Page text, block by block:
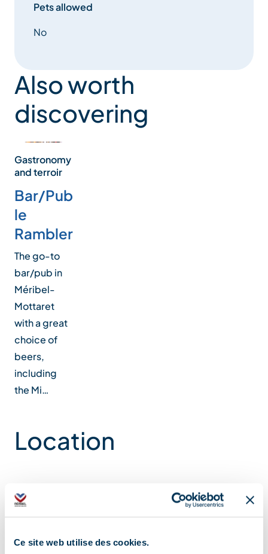
Ce site web utilise des cookies.
Pets allowed
No
Also worth
discovering
Gastronomy
and terroir
Bar/Pub
le
Rambler
The go-to
bar/pub in
Méribel-
Mottaret
with a great
choice of
beers,
including
the Mi…
Location